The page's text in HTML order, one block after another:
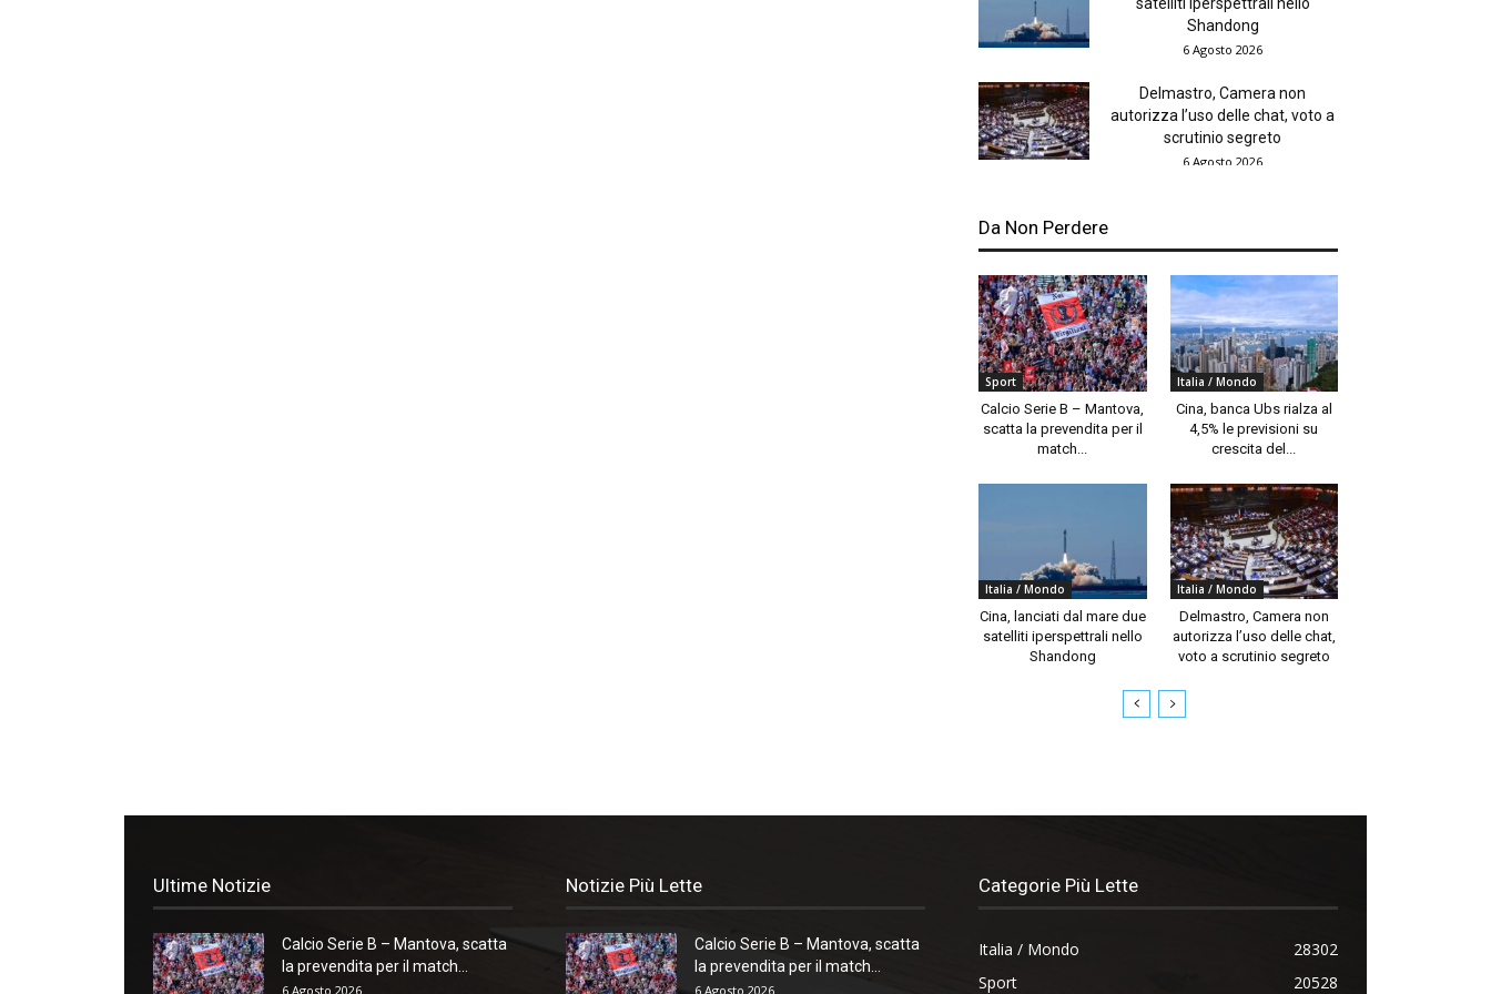
satelliti iperspettrali nello
Shandong
6 Agosto 2026
Delmastro, Camera non
autorizza l’uso delle chat, voto a
scrutinio segreto
6 Agosto 2026
Da Non Perdere
Sport
Calcio Serie B – Mantova,
scatta la prevendita per il
match...
Italia / Mondo
Cina, banca Ubs rialza al
4,5% le previsioni su
crescita del...
Italia / Mondo
Cina, lanciati dal mare due
satelliti iperspettrali nello
Shandong
Italia / Mondo
Delmastro, Camera non
autorizza l’uso delle chat,
voto a scrutinio segreto
Ultime Notizie
Calcio Serie B – Mantova, scatta
la prevendita per il match...
6 Agosto 2026
Notizie Più Lette
Calcio Serie B – Mantova, scatta
la prevendita per il match...
6 Agosto 2026
Categorie Più Lette
Italia / Mondo
28302
Sport
20528